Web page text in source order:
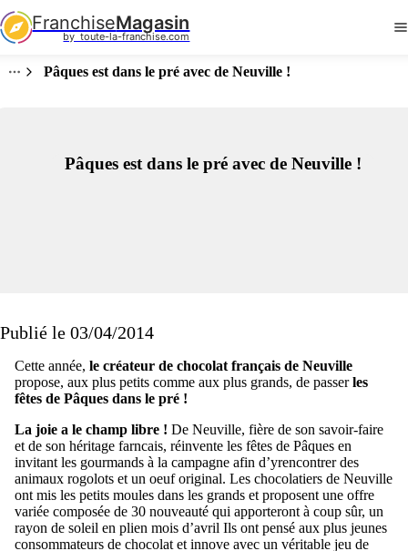
FranchiseMagasin
by  toute-la-franchise.com
Pâques est dans le pré avec de Neuville !
Pâques est dans le pré avec de Neuville !
Publié le 03/04/2014
Cette année, le créateur de chocolat français de Neuville
propose, aux plus petits comme aux plus grands, de passerles
fêtes de Pâques dans le pré !
La joie a le champ libre ! De Neuville, fière de son savoir-faire
et de son héritage farncais, réinvente les fêtes de Pâques en
invitant les gourmands à la campagne afin d’yrencontrer des
animaux rogolots et un oeuf original. Les chocolatiers de Neuville
ont mis les petits moules dans les grands et proposent une offre
variée composée de 30 nouveauté qui apporteront à coup sûr, un
rayon de soleil en plien mois d’avril Ils ont pensé aux plus jeunes
consommateurs de chocolat et innove avec un véritable jeu de